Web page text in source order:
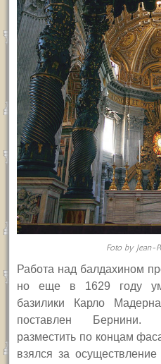
Foto by Jean-
Работа над балдахином
но еще в 1629 году
базилики Карло
поставлен Бернини.
разместить по концам
взялся за осуществление